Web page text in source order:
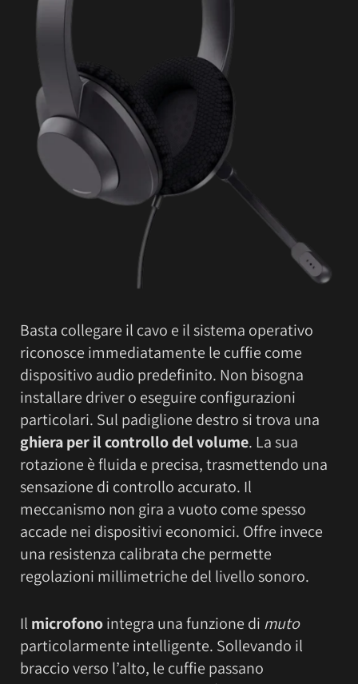
Basta collegare il cavo e il sistema operativo
riconosce immediatamente le cuffie come
dispositivo audio predefinito. Non bisogna
installare driver o eseguire configurazioni
particolari. Sul padiglione destro si trova una
ghiera per il controllo del volume. La sua
rotazione è fluida e precisa, trasmettendo una
sensazione di controllo accurato. Il
meccanismo non gira a vuoto come spesso
accade nei dispositivi economici. Offre invece
una resistenza calibrata che permette
regolazioni millimetriche del livello sonoro.
Il microfonointegra una funzione di muto
particolarmente intelligente. Sollevando il
braccio verso l’alto, le cuffie passano